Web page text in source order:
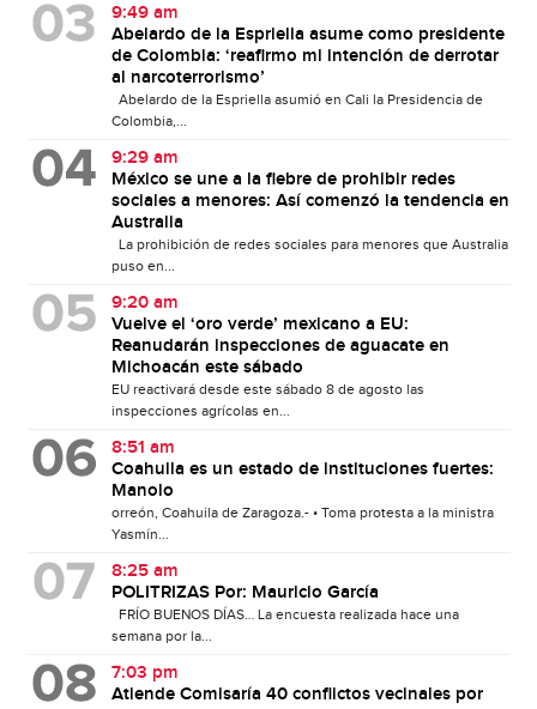
9:49 am
Abelardo de la Espriella asume como presidente
de Colombia: ‘reafirmo mi intención de derrotar
al narcoterrorismo’
Abelardo de la Espriella asumió en Cali la Presidencia de
Colombia,...
9:29 am
México se une a la fiebre de prohibir redes
sociales a menores: Así comenzó la tendencia en
Australia
La prohibición de redes sociales para menores que Australia
puso en...
9:20 am
Vuelve el ‘oro verde’ mexicano a EU:
Reanudarán inspecciones de aguacate en
Michoacán este sábado
EU reactivará desde este sábado 8 de agosto las
inspecciones agrícolas en...
8:51 am
Coahuila es un estado de instituciones fuertes:
Manolo
orreón, Coahuila de Zaragoza.- • Toma protesta a la ministra
Yasmín...
8:25 am
POLITRIZAS Por: Mauricio García
FRÍO BUENOS DÍAS… La encuesta realizada hace una
semana por la...
7:03 pm
Atiende Comisaría 40 conflictos vecinales por